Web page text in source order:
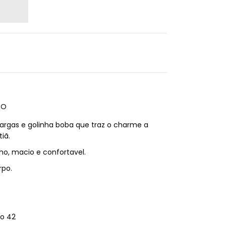
e golinha boba que traz o charme a
macio e confortavel.
42